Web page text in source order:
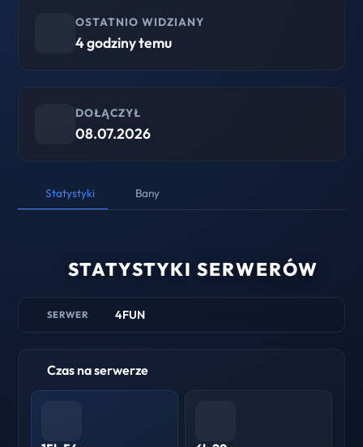
OSTATNIO WIDZIANY
4 godziny temu
DOŁĄCZYŁ
08.07.2026
Statystyki Bany
STATYSTYKI SERWERÓW
SERWER 4FUN
Czas na serwerze